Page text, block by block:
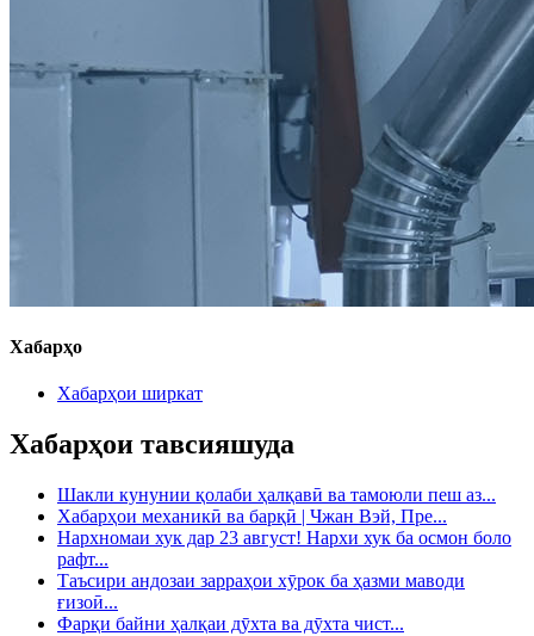
Хабарҳо
Хабарҳои ширкат
Хабарҳои тавсияшуда
Шакли кунунии қолаби ҳалқавӣ ва тамоюли пеш аз...
Хабарҳои механикӣ ва барқӣ | Чжан Вэй, Пре...
Нархномаи хук дар 23 август! Нархи хук ба осмон боло
рафт...
Таъсири андозаи зарраҳои хӯрок ба ҳазми маводи
ғизоӣ...
Фарқи байни ҳалқаи дӯхта ва дӯхта чист...